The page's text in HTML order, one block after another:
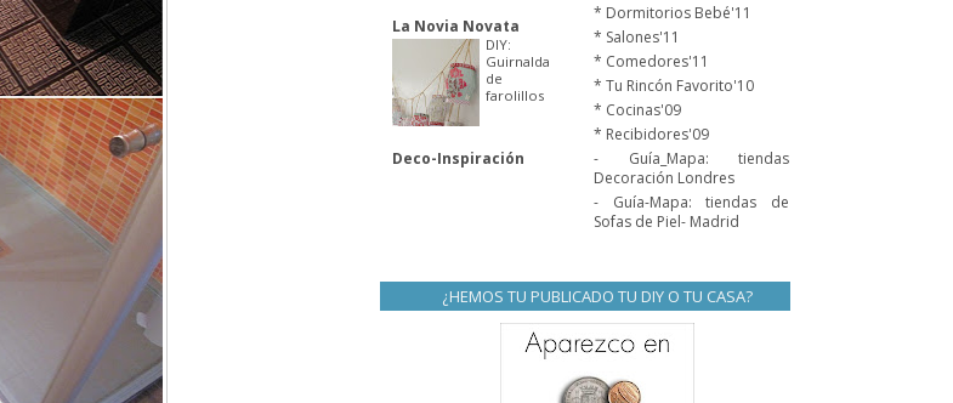
La Novia Novata
DIY:
Guirnalda
de
farolillos
Deco-Inspiración
* Dormitorios Bebé'11
* Salones'11
* Comedores'11
* Tu Rincón Favorito'10
* Cocinas'09
* Recibidores'09
- Guía_Mapa: tiendas
Decoración Londres
- Guía-Mapa: tiendas de
Sofas de Piel- Madrid
¿HEMOS TU PUBLICADO TU DIY O TU CASA?